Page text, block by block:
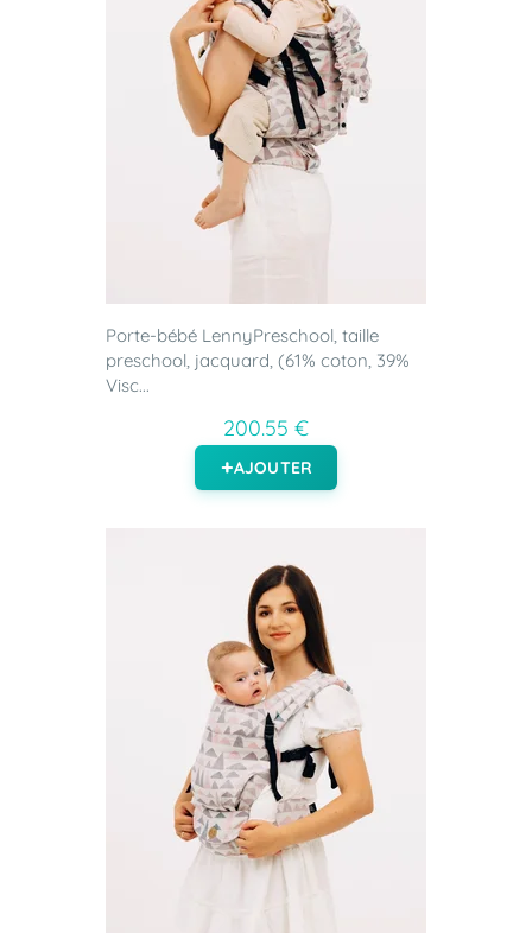
Porte-bébé LennyPreschool, taille
preschool, jacquard, (61% coton, 39%
Visc...
200.55 €
AJOUTER